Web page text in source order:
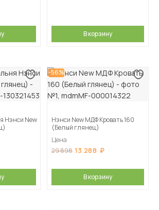
В корзину
Нэнси New
-56%
Нэнси New МДФ Кровать 160
(Белый глянец)
Цена
29 898 13 288
В корзину